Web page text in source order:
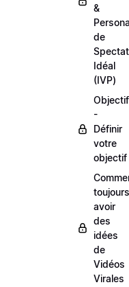
&
de
Idéal
(IVP)
Objectif
-
Définir
votre
objectif
toujours
avoir
des
idées
de
Vidéos
Virales